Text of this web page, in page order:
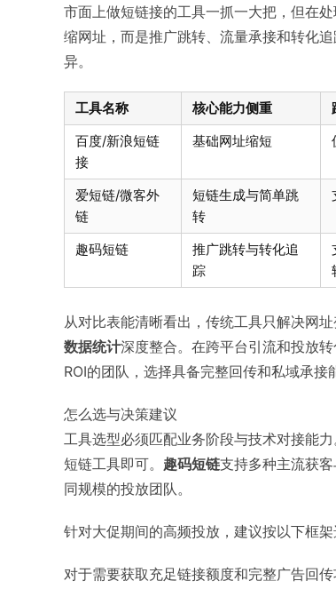
市面上做短链接的工具一抓一大把，但在
缩网址，而是推广跳转、流量承接和转化
异。
工具名称 核心能力侧重
百度/新浪短链
接
基础网址缩短
爱短链/微客外
链
短链生成与简单跳
转
趣码短链
推广跳转与转化追
踪
从对比表能清晰看出，传统工具只解决网
数据统计深度整合。在跨平台引流和投放
ROI的团队，选择具备完整回传和私域承接
怎么选与决策建议
工具选型必须匹配业务阶段与技术对接能
短链工具即可。 趣码短链支持多种主流获
同规模的投放团队。
针对大促期间的高频投放，建议按以下框架
对于需要获取充足链接额度和完整广告回